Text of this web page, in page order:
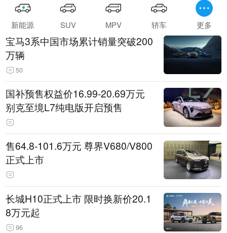
新能源 SUV MPV 轿车 更多
宝马3系中国市场累计销量突破200
万辆
50
国补预售权益价16.99-20.69万元
别克至境L7纯电版开启预售
售64.8-101.6万元 尊界V680/V800
正式上市
长城H10正式上市 限时换新价20.1
8万元起
96